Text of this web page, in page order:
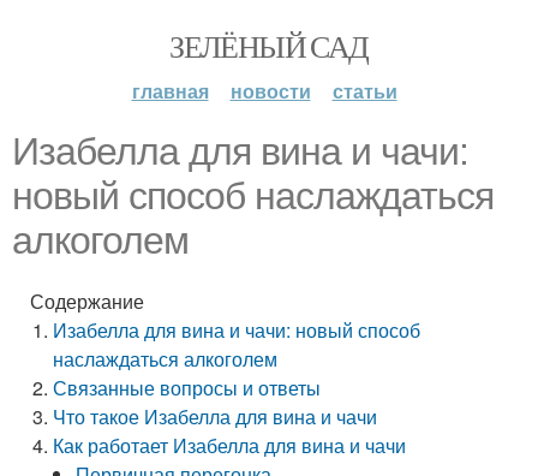
ЗЕЛЁНЫЙ САД
главная новости статьи
Изабелла для вина и чачи:
новый способ наслаждаться
алкоголем
Содержание
Изабелла для вина и чачи: новый способ
наслаждаться алкоголем
Связанные вопросы и ответы
Что такое Изабелла для вина и чачи
Как работает Изабелла для вина и чачи